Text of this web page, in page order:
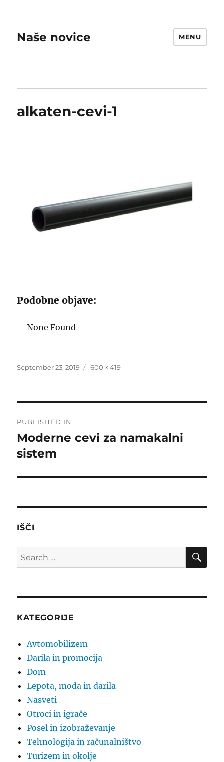
Naše novice MENU
alkaten-cevi-1
Podobne objave:
None Found
Posted
September 23, 2019
Full
600 × 419
navigation
PUBLISHED IN
Moderne cevi za namakalni
sistem
IŠČI
Search
for:
KATEGORIJE
Avtomobilizem
Darila in promocija
Dom
Lepota, moda in darila
Nasveti
Otroci in igrače
Posel in izobraževanje
Tehnologija in računalništvo
Turizem in okolje